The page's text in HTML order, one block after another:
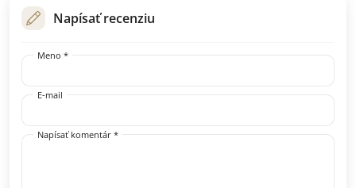
Napísať recenziu
Meno *
E-mail
Napísať komentár *